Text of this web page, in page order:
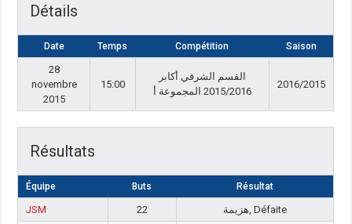
Détails
Date Temps Compétition Saison
28
novembre
2015
15:00
القسم الشرفي أكابر
2015/2016 المجموعة أ
2016/2015
Résultats
Équipe Buts Résultat
JSM 22
هزيمة, Défaite